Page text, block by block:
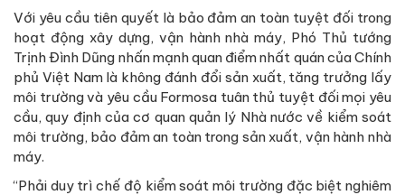
Với yêu cầu tiên quyết là bảo đảm an toàn tuyệt đối trong
hoạt động xây dựng, vận hành nhà máy, Phó Thủ tướng
Trịnh Đình Dũng nhấn mạnh quan điểm nhất quán của Chính
phủ Việt Nam là không đánh đổi sản xuất, tăng trưởng lấy
môi trường và yêu cầu Formosa tuân thủ tuyệt đối mọi yêu
cầu, quy định của cơ quan quản lý Nhà nước về kiểm soát
môi trường, bảo đảm an toàn trong sản xuất, vận hành nhà
máy.
“Phải duy trì chế độ kiểm soát môi trường đặc biệt nghiêm